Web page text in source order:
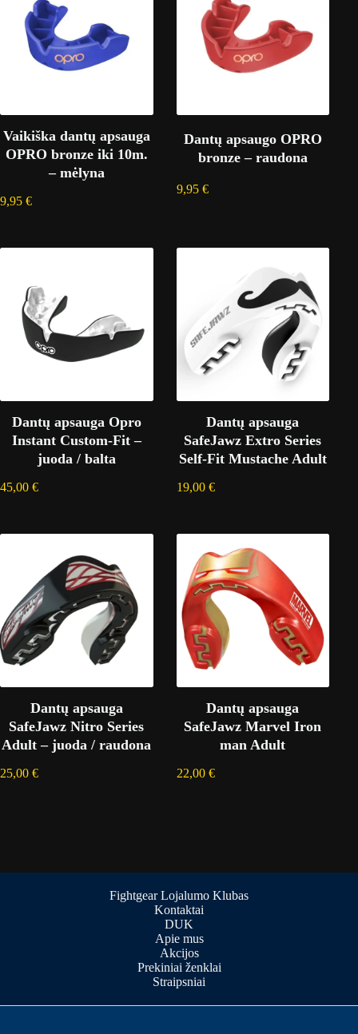
Vaikiška dantų apsauga
OPRO bronze iki 10m.
– mėlyna
9,95 €
Dantų apsaugo OPRO
bronze – raudona
9,95 €
Dantų apsauga Opro
Instant Custom-Fit –
juoda / balta
45,00 €
Dantų apsauga
SafeJawz Extro Series
Self-Fit Mustache Adult
19,00 €
Dantų apsauga
SafeJawz Nitro Series
Adult – juoda / raudona
25,00 €
Dantų apsauga
SafeJawz Marvel Iron
man Adult
22,00 €
Fightgear Lojalumo Klubas
Kontaktai
DUK
Apie mus
Akcijos
Prekiniai ženklai
Straipsniai